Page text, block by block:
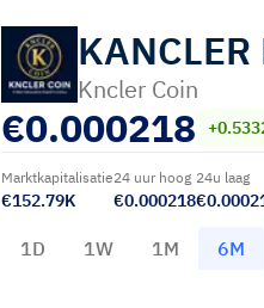
KANCLER
Kncler Coin
€0.000218
Marktkapitalisatie
€152.79K
24 uur hoog
€0.000218
24u laag
1D 1W 1M 6M